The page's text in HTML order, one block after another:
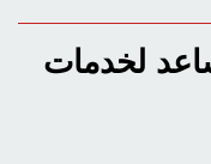
لخدمات